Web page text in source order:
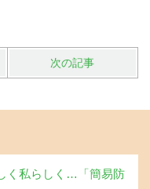
次の記事
く私らしく…「簡易防